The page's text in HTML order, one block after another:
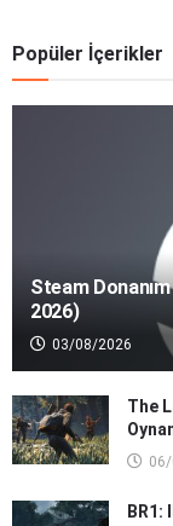
Popüler İçerikler
Steam
2026)
03/08/2026
The
BR1: